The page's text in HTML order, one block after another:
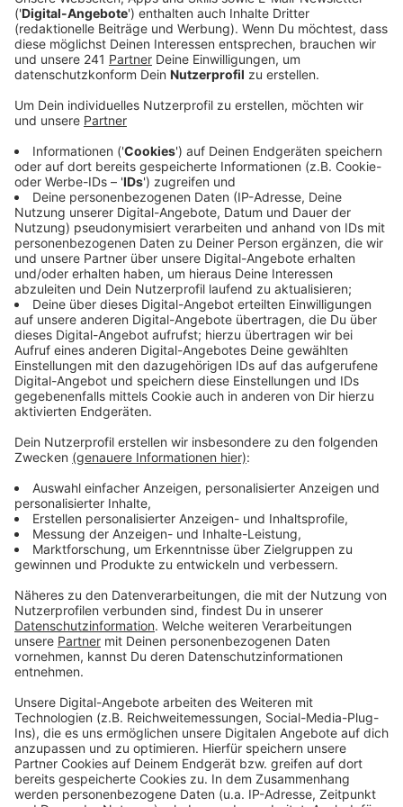
Veröffentlicht:Donnerstag, 19.02.2026 06:19
Anzeige
Die Prüfung hat ergeben, dass es keine Eisplatten,
sondern Schneematsch war, der am Montag von den
hohen Brückenseilen heruntergefallen ist. Was die
Zukunft angeht: Laut der Autobahn GmbH kann es
immer wieder bei kalten Temperaturen zu Sperrungen
auf der Rheinbrücke kommen. Bei so großen
Bauwerken könne man nicht generell ausschließen,
dass sich Schnee und Eis von den Pfeilern oder Seilen
lösen. Trotzdem möchte die Autobahn GmbH noch
prüfen, wie die Verkehrssicherheit auf der Rheinbrücke
verbessert werden kann und wo Investitionen Sinn
machen. Geplant ist schon jetzt der Einsatz von
Kamerasystemen und Räumungsdrohnen.
Weitere Meldungen aus Leverkusen
Anzeige
Leverkusen: Hinweissuche der Polizei nach
Motorradunfall
27,3 Tonnen Karnevals-Müll in Leverkusen
Anzeige